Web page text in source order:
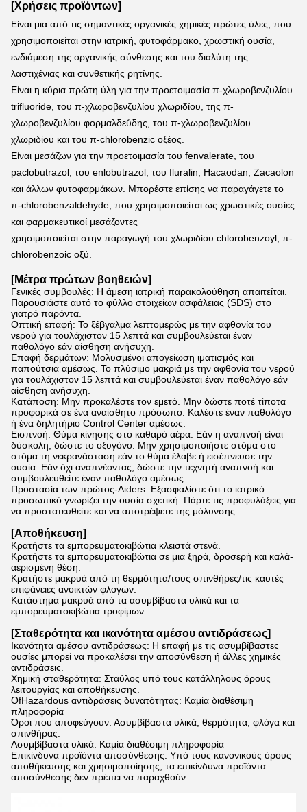
[Χρήσεις προϊόντων]
Είναι μια από τις σημαντικές οργανικές χημικές πρώτες ύλες, που
χρησιμοποιείται στην ιατρική, φυτοφάρμακο, χρωστική ουσία,
ενδιάμεση της οργανικής σύνθεσης και του διαλύτη της
λαστιχένιας και συνθετικής ρητίνης.
Είναι η κύρια πρώτη ύλη για την προετοιμασία π-χλωροβενζυλίου
trifluoride, του π-χλωροβενζυλίου χλωριδίου, της π-
χλωροβενζυλίου φορμαλδεΰδης, του π-χλωροβενζυλίου
χλωριδίου και του π-chlorobenzic οξέος.
Είναι μεσάζων για την προετοιμασία του fenvalerate, του
paclobutrazol, του enlobutrazol, του fluralin, Hacaodan, Zacaolon
και άλλων φυτοφαρμάκων. Μπορέστε επίσης να παραγάγετε το
π-chlorobenzaldehyde, που χρησιμοποιείται ως χρωστικές ουσίες
και φαρμακευτικοί μεσάζοντες
χρησιμοποιείται στην παραγωγή του χλωριδίου chlorobenzoyl, π-
chlorobenzoic οξύ.
[Μέτρα πρώτων βοηθειών]
Γενικές συμβουλές: Η άμεση ιατρική παρακολούθηση απαιτείται.
Παρουσιάστε αυτό το φύλλο στοιχείων ασφάλειας (SDS) στο
γιατρό παρόντα.
Οπτική επαφή: Το ξέβγαλμα λεπτομερώς με την αφθονία του
νερού για τουλάχιστον 15 λεπτά και συμβουλεύεται έναν
παθολόγο εάν αίσθηση ανήσυχη.
Επαφή δερμάτων: Μολυσμένοι απογείωση ιματισμός και
παπούτσια αμέσως. Το πλύσιμο μακριά με την αφθονία του νερού
για τουλάχιστον 15 λεπτά και συμβουλεύεται έναν παθολόγο εάν
αίσθηση ανήσυχη.
Κατάποση: Μην προκαλέστε τον εμετό. Μην δώστε ποτέ τίποτα
προφορικά σε ένα αναίσθητο πρόσωπο. Καλέστε έναν παθολόγο
ή ένα δηλητήριο Control Center αμέσως.
Εισπνοή: Θύμα κίνησης στο καθαρό αέρα. Εάν η αναπνοή είναι
δύσκολη, δώστε το οξυγόνο. Μην χρησιμοποιήστε στόμα στο
στόμα τη νεκρανάσταση εάν το θύμα έλαβε ή εισέπνευσε την
ουσία. Εάν όχι αναπνέοντας, δώστε την τεχνητή αναπνοή και
συμβουλευθείτε έναν παθολόγο αμέσως.
Προστασία των πρώτος-Aiders: Εξασφαλίστε ότι το ιατρικό
προσωπικό γνωρίζει την ουσία σχετική. Πάρτε τις προφυλάξεις για
να προστατευθείτε και να αποτρέψετε της μόλυνσης.
[Αποθήκευση]
Κρατήστε τα εμπορευματοκιβώτια κλειστά στενά.
Κρατήστε τα εμπορευματοκιβώτια σε μια ξηρά, δροσερή και καλά-
αερισμένη θέση.
Κρατήστε μακρυά από τη θερμότητα/τους σπινθήρες/τις καυτές
επιφάνειες ανοικτών φλογών.
Κατάστημα μακρυά από τα ασυμβίβαστα υλικά και τα
εμπορευματοκιβώτια τροφίμων.
[Σταθερότητα και ικανότητα αμέσου αντιδράσεως]
Ικανότητα αμέσου αντιδράσεως: Η επαφή με τις ασυμβίβαστες
ουσίες μπορεί να προκαλέσει την αποσύνθεση ή άλλες χημικές
αντιδράσεις.
Χημική σταθερότητα: Σταύλος υπό τους κατάλληλους όρους
λειτουργίας και αποθήκευσης.
OfHazardous αντιδράσεις δυνατότητας: Καμία διαθέσιμη
πληροφορία
Όροι που αποφεύγουν: Ασυμβίβαστα υλικά, θερμότητα, φλόγα και
σπινθήρας.
Ασυμβίβαστα υλικά: Καμία διαθέσιμη πληροφορία
Επικίνδυνα προϊόντα αποσύνθεσης: Υπό τους κανονικούς όρους
αποθήκευσης και χρησιμοποίησης, τα επικίνδυνα προϊόντα
αποσύνθεσης δεν πρέπει να παραχθούν.